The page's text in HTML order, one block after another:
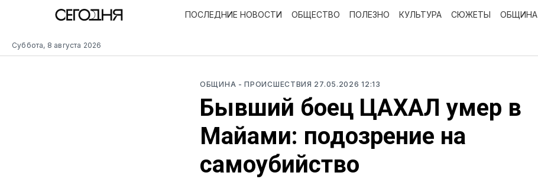
Суббота, 8 августа 2026
ПОСЛЕДНИЕ НОВОСТИ ОБЩЕСТВО ПОЛЕЗНО КУЛЬТУРА СЮЖЕТЫ ОБЩИНА
ОБЩИНА - ПРОИСШЕСТВИЯ 27.05.2026 12:13
Бывший боец ЦАХАЛ умер в
Майами: подозрение на
самоубийство